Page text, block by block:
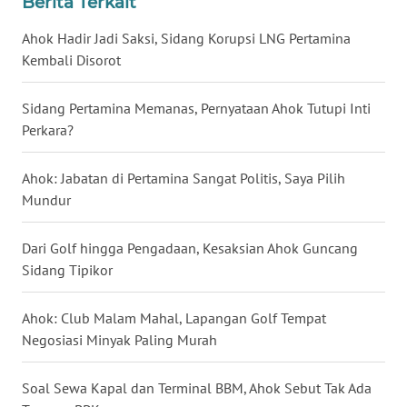
Ahok Hadir Jadi Saksi, Sidang Korupsi LNG Pertamina
Kembali Disorot
Sidang Pertamina Memanas, Pernyataan Ahok Tutupi Inti
Perkara?
Ahok: Jabatan di Pertamina Sangat Politis, Saya Pilih
Mundur
Dari Golf hingga Pengadaan, Kesaksian Ahok Guncang
Sidang Tipikor
Ahok: Club Malam Mahal, Lapangan Golf Tempat
Negosiasi Minyak Paling Murah
Soal Sewa Kapal dan Terminal BBM, Ahok Sebut Tak Ada
BABEL
SUMBAR
SUMSEL
WN
BENGKULU
WN
LAMPUNG
WN
JATENG